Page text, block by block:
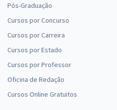
Pós-Graduação
Cursos por Concurso
Cursos por Carreira
Cursos por Estado
Cursos por Professor
Oficina de Redação
Cursos Online Gratuitos